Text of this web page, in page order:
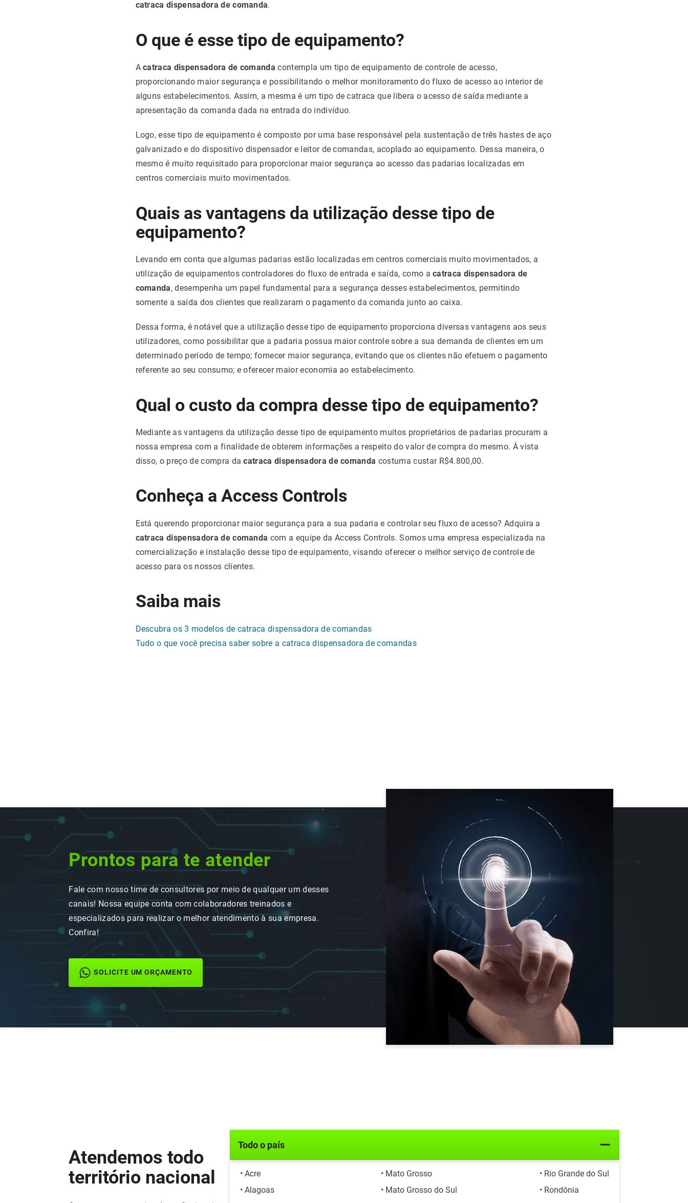
catraca dispensadora de comanda.
O que é esse tipo de equipamento?
Acatraca dispensadora de comanda contempla um tipo de equipamento de controle de acesso,
proporcionando maior segurança e possibilitando o melhor monitoramento do fluxo de acesso ao interior de
alguns estabelecimentos. Assim, a mesma é um tipo de catraca que libera o acesso de saída mediante a
apresentação da comanda dada na entrada do indivíduo.
Logo, esse tipo de equipamento é composto por uma base responsável pela sustentação de três hastes de aço
galvanizado e do dispositivo dispensador e leitor de comandas, acoplado ao equipamento. Dessa maneira, o
mesmo é muito requisitado para proporcionar maior segurança ao acesso das padarias localizadas em
centros comerciais muito movimentados.
Quais as vantagens da utilização desse tipo de
equipamento?
Levando em conta que algumas padarias estão localizadas em centros comerciais muito movimentados, a
utilização de equipamentos controladores do fluxo de entrada e saída, como acatraca dispensadora de
comanda, desempenha um papel fundamental para a segurança desses estabelecimentos, permitindo
somente a saída dos clientes que realizaram o pagamento da comanda junto ao caixa.
Dessa forma, é notável que a utilização desse tipo de equipamento proporciona diversas vantagens aos seus
utilizadores, como possibilitar que a padaria possua maior controle sobre a sua demanda de clientes em um
determinado período de tempo; fornecer maior segurança, evitando que os clientes não efetuem o pagamento
referente ao seu consumo; e oferecer maior economia ao estabelecimento.
Qual o custo da compra desse tipo de equipamento?
Mediante as vantagens da utilização desse tipo de equipamento muitos proprietários de padarias procuram a
nossa empresa com a finalidade de obterem informações a respeito do valor de compra do mesmo. À vista
disso, o preço de compra dacatraca dispensadora de comanda costuma custar R$4.800,00.
Conheça a Access Controls
Está querendo proporcionar maior segurança para a sua padaria e controlar seu fluxo de acesso? Adquira a
catraca dispensadora de comanda com a equipe da Access Controls. Somos uma empresa especializada na
comercialização e instalação desse tipo de equipamento, visando oferecer o melhor serviço de controle de
acesso para os nossos clientes.
Saiba mais
Descubra os 3 modelos de catraca dispensadora de comandas
Tudo o que você precisa saber sobre a catraca dispensadora de comandas
Prontos para te atender
Fale com nosso time de consultores por meio de qualquer um desses
canais! Nossa equipe conta com colaboradores treinados e
especializados para realizar o melhor atendimento à sua empresa.
Confira!
SOLICITE UM ORÇAMENTO
Atendemos todo
território nacional
Todo o país
• Acre
• Alagoas
• Mato Grosso
• Mato Grosso do Sul
• Rio Grande do Sul
• Rondônia